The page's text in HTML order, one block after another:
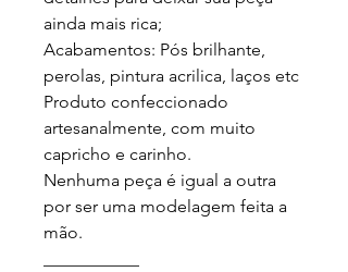
ainda mais rica;
Acabamentos: Pós brilhante,
perolas, pintura acrilica, laços etc
Produto confeccionado
artesanalmente, com muito
capricho e carinho.
Nenhuma peça é igual a outra
por ser uma modelagem feita a
mão.